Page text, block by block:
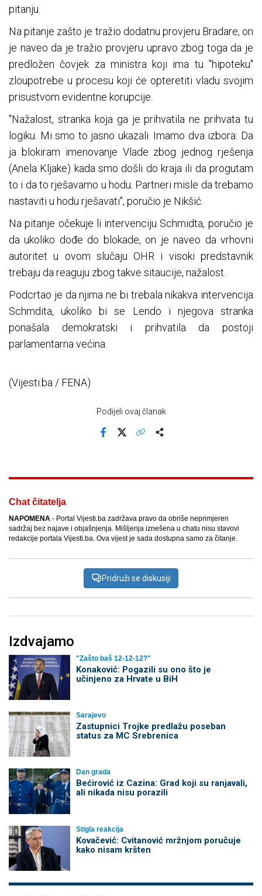
pitanju.
Na pitanje zašto je tražio dodatnu provjeru Bradare, on
je naveo da je tražio provjeru upravo zbog toga da je
predložen čovjek za ministra koji ima tu "hipoteku"
zloupotrebe u procesu koji će opteretiti vladu svojim
prisustvom evidentne korupcije.
"Nažalost, stranka koja ga je prihvatila ne prihvata tu
logiku. Mi smo to jasno ukazali. Imamo dva izbora: Da
ja blokiram imenovanje Vlade zbog jednog rješenja
(Anela Kljake) kada smo došli do kraja ili da progutam
to i da to rješavamo u hodu. Partneri misle da trebamo
nastaviti u hodu rješavati", poručio je Nikšić.
Na pitanje očekuje li intervenciju Schmidta, poručio je
da ukoliko dođe do blokade, on je naveo da vrhovni
autoritet u ovom slučaju OHR i visoki predstavnik
trebaju da reaguju zbog takve sitaucije, nažalost.
Podcrtao je da njima ne bi trebala nikakva intervencija
Schmdita, ukoliko bi se Lendo i njegova stranka
ponašala demokratski i prihvatila da postoji
parlamentarna većina.
(Vijesti.ba / FENA)
Podijeli ovaj članak
Chat čitatelja
NAPOMENA - Portal Vijesti.ba zadržava pravo da obriše neprimjeren
sadržaj bez najave i objašnjenja. Mišljenja iznešena u chatu nisu stavovi
redakcije portala Vijesti.ba. Ova vijest je sada dostupna samo za čitanje.
Pridruži se diskusiji
Izdvajamo
"Zašto baš 12-12-12?"
Konaković: Pogazili su ono što je
učinjeno za Hrvate u BiH
Sarajevo
Zastupnici Trojke predlažu poseban
status za MC Srebrenica
Dan grada
Bećirović iz Cazina: Grad koji su ranjavali,
ali nikada nisu porazili
Stigla reakcija
Kovačević: Cvitanović mržnjom poručuje
kako nisam kršten